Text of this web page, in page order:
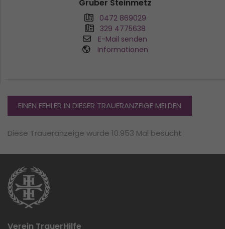
Gruber Steinmetz
0472 869029
329 4775638
E-Mail senden
Informationen
EINEN FEHLER IN DIESER TRAUERANZEIGE MELDEN
Diese Traueranzeige wurde 10.953 Mal besucht
Verein TrauerHilfe